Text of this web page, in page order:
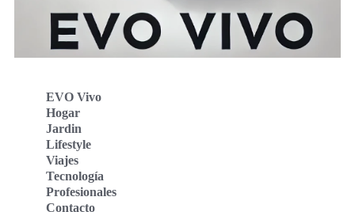
EVO Vivo
Hogar
Jardin
Lifestyle
Viajes
Tecnología
Profesionales
Contacto